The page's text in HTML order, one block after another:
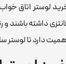
لوستر اتاق
داشته باشند
دارد تا